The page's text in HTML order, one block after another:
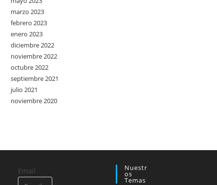
marzo 2023
febrero 2023
enero 2023
diciembre 2022
noviembre 2022
octubre 2022
septiembre 2021
julio 2021
noviembre 2020
Email Nuestr
Os
Temas